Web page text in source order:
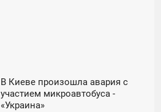
В Киеве произошла авария с
участием микроавтобуса -
«Украина»